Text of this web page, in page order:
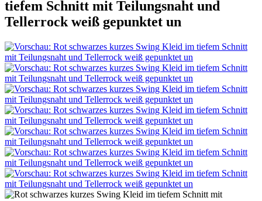
tiefem Schnitt mit Teilungsnaht und
Tellerrock weiß gepunktet un